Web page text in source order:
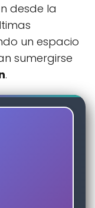
desde la
un espacio
sumergirse
.